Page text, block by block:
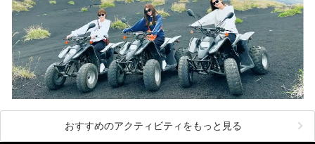
おすすめのアクティビティをもっと見る